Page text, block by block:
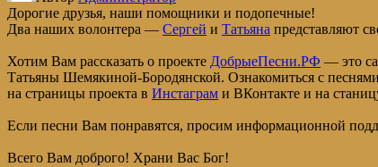
Дорогие друзья, наши помощники и подопечные!
Два наших волонтера — Сергей и Татьяна представляют
Хотим Вам рассказать о проекте ДобрыеПесни.РФ — это
Татьяны Шемякиной-Бородянской. Ознакомиться с
на страницы проекта в Инстаграм и ВКонтакте и на
Если песни Вам понравятся, просим информационной
Всего Вам доброго! Храни Вас Бог!